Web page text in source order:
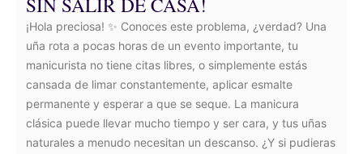
¡Hola preciosa! ✨ Conoces este problema, ¿verdad? Una
uña rota a pocas horas de un evento importante, tu
manicurista no tiene citas libres, o simplemente estás
cansada de limar constantemente, aplicar esmalte
permanente y esperar a que se seque. La manicura
clásica puede llevar mucho tiempo y ser cara, y tus uñas
naturales a menudo necesitan un descanso. ¿Y si pudieras